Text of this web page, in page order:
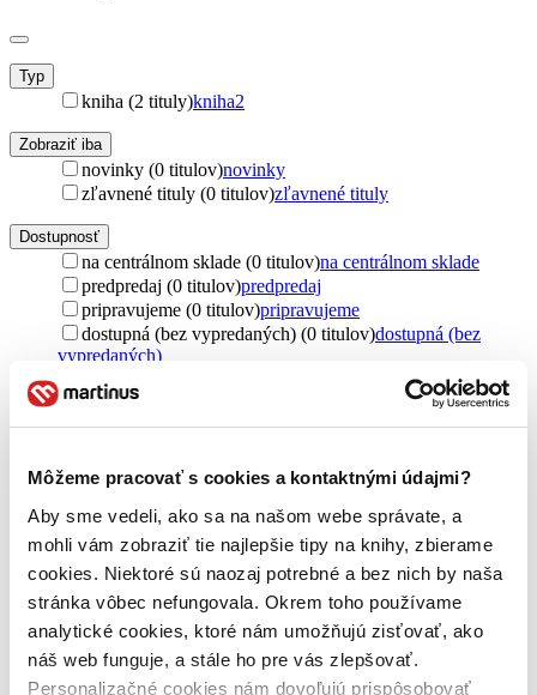
Môžeme pracovať s cookies a kontaktnými údajmi?
Aby sme vedeli, ako sa na našom webe správate, a
mohli vám zobraziť tie najlepšie tipy na knihy, zbierame
cookies. Niektoré sú naozaj potrebné a bez nich by naša
stránka vôbec nefungovala. Okrem toho používame
analytické cookies, ktoré nám umožňujú zisťovať, ako
náš web funguje, a stále ho pre vás zlepšovať.
Personalizačné cookies nám dovoľujú prispôsobovať
Typ
kniha (2 tituly)kniha2
Zobraziť iba
novinky (0 titulov)novinky
zľavnené tituly (0 titulov)zľavnené tituly
Dostupnosť
na centrálnom sklade (0 titulov)na centrálnom sklade
predpredaj (0 titulov)predpredaj
pripravujeme (0 titulov)pripravujeme
dostupná (bez vypredaných) (0 titulov)dostupná (bez
vypredaných)
Nové / čítané
nová (0 titulov)nová
čítaná - výborný stav (0 titulov)čítaná - výborný stav
opotrebovaná
čítané verzie vypredaných kníh (0 titulov)čítané verzie
vypredaných kníh
Jazyk
slovenčina (2 tituly)slovenčina2